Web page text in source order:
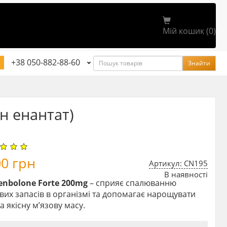
Мій кошик (0)
+38 050-882-88-60 Пошук Знайти
енантат)
Артикул: CN195
В наявності
грн
Forte 200mg– сприяє спалюванню
запасів в організмі та допомагає нарощувати
якісну м’язову масу.